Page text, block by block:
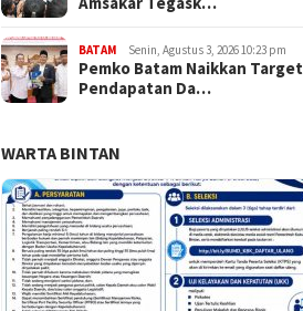
BATAM Senin, Agustus 3, 2026 10:23 pm
Pemko Batam Naikkan Target
Pendapatan Da…
WARTA BINTAN